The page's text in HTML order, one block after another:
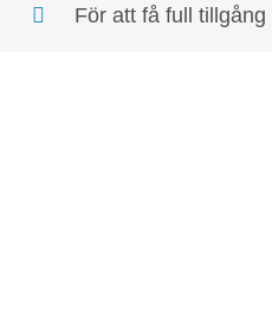
För att få full